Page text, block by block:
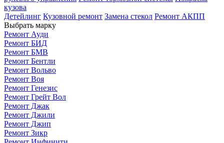
кузова
Детейлинг Кузовной ремонт Замена стекол Ремонт АКПП
Выбрать марку
Ремонт Ауди
Ремонт БИД
Ремонт БМВ
Ремонт Бентли
Ремонт Вольво
Ремонт Воя
Ремонт Генезис
Ремонт Грейт Вол
Ремонт Джак
Ремонт Джили
Ремонт Джип
Ремонт Зикр